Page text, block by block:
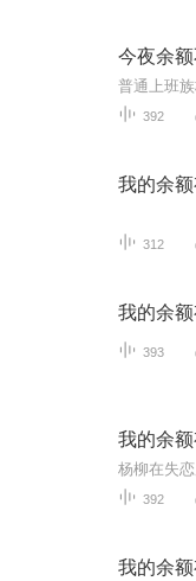
今夜余
392
我的余
312
我的余
393
我的余
392
我的余